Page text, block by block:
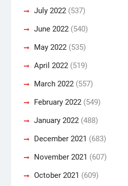
July 2022(537)
June 2022(540)
May 2022(535)
April 2022(519)
March 2022(557)
February 2022(549)
January 2022(488)
December 2021 (683)
November 2021 (607)
October 2021 (609)